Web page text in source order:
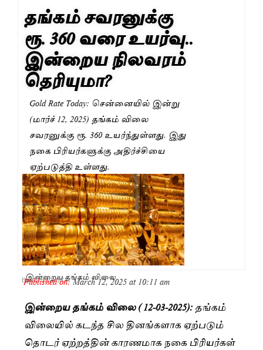
தங்கம் சவரனுக்கு
ரூ. 360 வரை உயர்வு..
இன்றைய நிலவரம்
தெரியுமா?
Gold Rate Today: சென்னையில் இன்று
(மார்ச் 12, 2025) தங்கம் விலை
சவரனுக்கு ரூ. 360 உயர்ந்துள்ளது. இது
நகை பிரியர்களுக்கு அதிர்ச்சியை
ஏற்படுத்தி உள்ளது.
இன்றைய தங்கம் விலை
BySaranya JK
Published on:March 12, 2025 at 10:11 am
இன்றைய தங்கம் விலை ( 12-03-2025):தங்கம்
விலையில் கடந்த சில தினங்களாக ஏற்படும்
தொடர் ஏற்றத்தின் காரணமாக நகை பிரியர்கள்